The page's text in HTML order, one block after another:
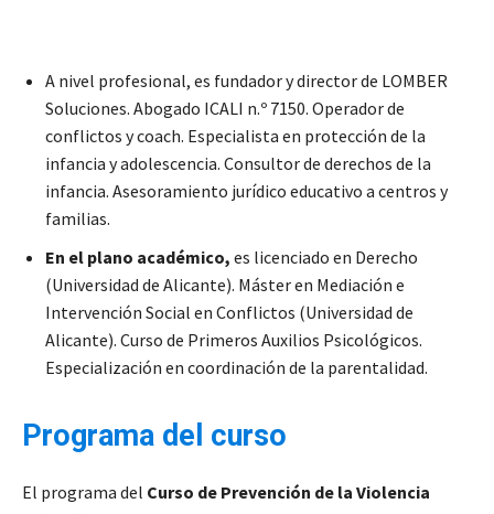
A nivel profesional, es fundador y director de LOMBER
Soluciones. Abogado ICALI n.º 7150. Operador de
conflictos y coach. Especialista en protección de la
infancia y adolescencia. Consultor de derechos de la
infancia. Asesoramiento jurídico educativo a centros y
familias.
En el plano académico, es licenciado en Derecho
(Universidad de Alicante). Máster en Mediación e
Intervención Social en Conflictos (Universidad de
Alicante). Curso de Primeros Auxilios Psicológicos.
Especialización en coordinación de la parentalidad.
Programa del curso
El programa del Curso de Prevención de la Violencia